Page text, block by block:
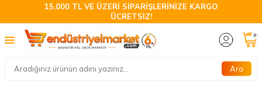
15.000 TL VE ÜZERİ SİPARİŞLERİNİZE KARGO
ÜCRETSİZ!
Ara
0